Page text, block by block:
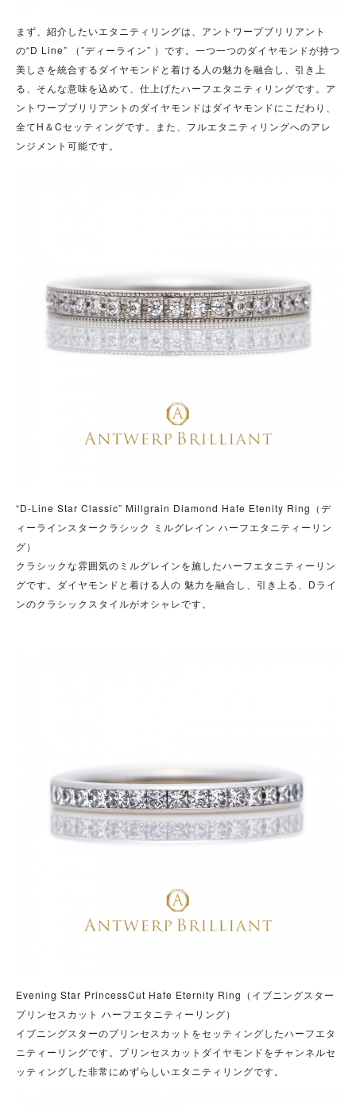
まず、紹介したいエタニティリングは、アントワープブリリアント
の“D Line” （”ディーライン” ）です。一つ一つのダイヤモンドが持つ
美しさを統合するダイヤモンドと着ける人の魅力を融合し、引き上
る、そんな意味を込めて、仕上げたハーフエタニティリングです。ア
ントワープブリリアントのダイヤモンドはダイヤモンドにこだわり、
全てH＆Cセッティングです。また、 フルエタニティリングへのアレ
ンジメント可能です。
“D-Line Star Classic” Millgrain Diamond Hafe Etenity Ring（デ
ィーラインスタークラシック ミルグレイン ハーフエタニティーリン
グ）
クラシックな雰囲気のミルグレインを施したハーフエタニティーリン
グです。ダイヤモンドと着ける人の 魅力を融合し、引き上る、Dライ
ンのクラシックスタイルがオシャレです。
Evening Star PrincessCut Hafe Eternity Ring（イブニングスター
プリンセスカット ハーフエタニティーリング）
イブニングスターのプリンセスカットをセッティングしたハーフエタ
ニティーリングです。プリンセスカットダイヤモンドをチャンネルセ
ッティングした非常にめずらしいエタニティリングです。